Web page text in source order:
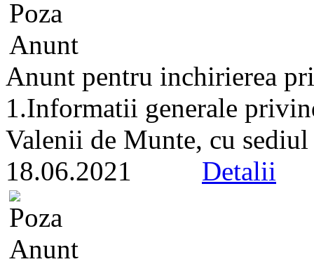
Anunt pentru inchirierea
1.Informatii generale
Valenii de Munte, cu
18.06.2021 Detalii